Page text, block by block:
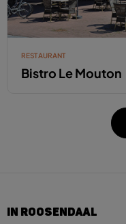
RESTAURANT
Bistro Le Mouton
IN ROOSENDAAL